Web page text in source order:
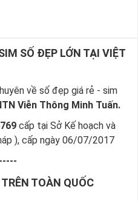
SỐ ĐẸP LỚN TẠI VIỆT
về số đẹp giá rẻ - sim
Viễn Thông Minh Tuấn.
cấp tại Sở Kế hoạch và
), cấp ngày 06/07/2017
TOÀN QUỐC